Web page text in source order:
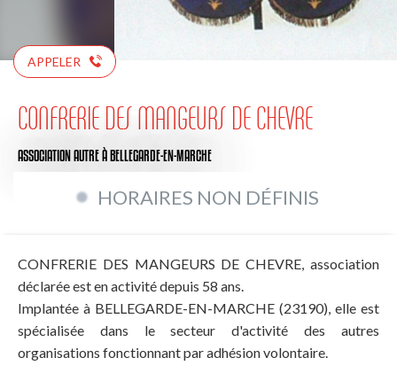
APPELER
CONFRERIE DES MANGEURS DE CHEVRE
ASSOCIATION AUTREÀ BELLEGARDE-EN-MARCHE
HORAIRES NON DÉFINIS
CONFRERIE DES MANGEURS DE CHEVRE, association
déclarée est en activité depuis 58 ans.
Implantée à BELLEGARDE-EN-MARCHE (23190), elle est
spécialisée dans le secteur d'activité des autres
organisations fonctionnant par adhésion volontaire.